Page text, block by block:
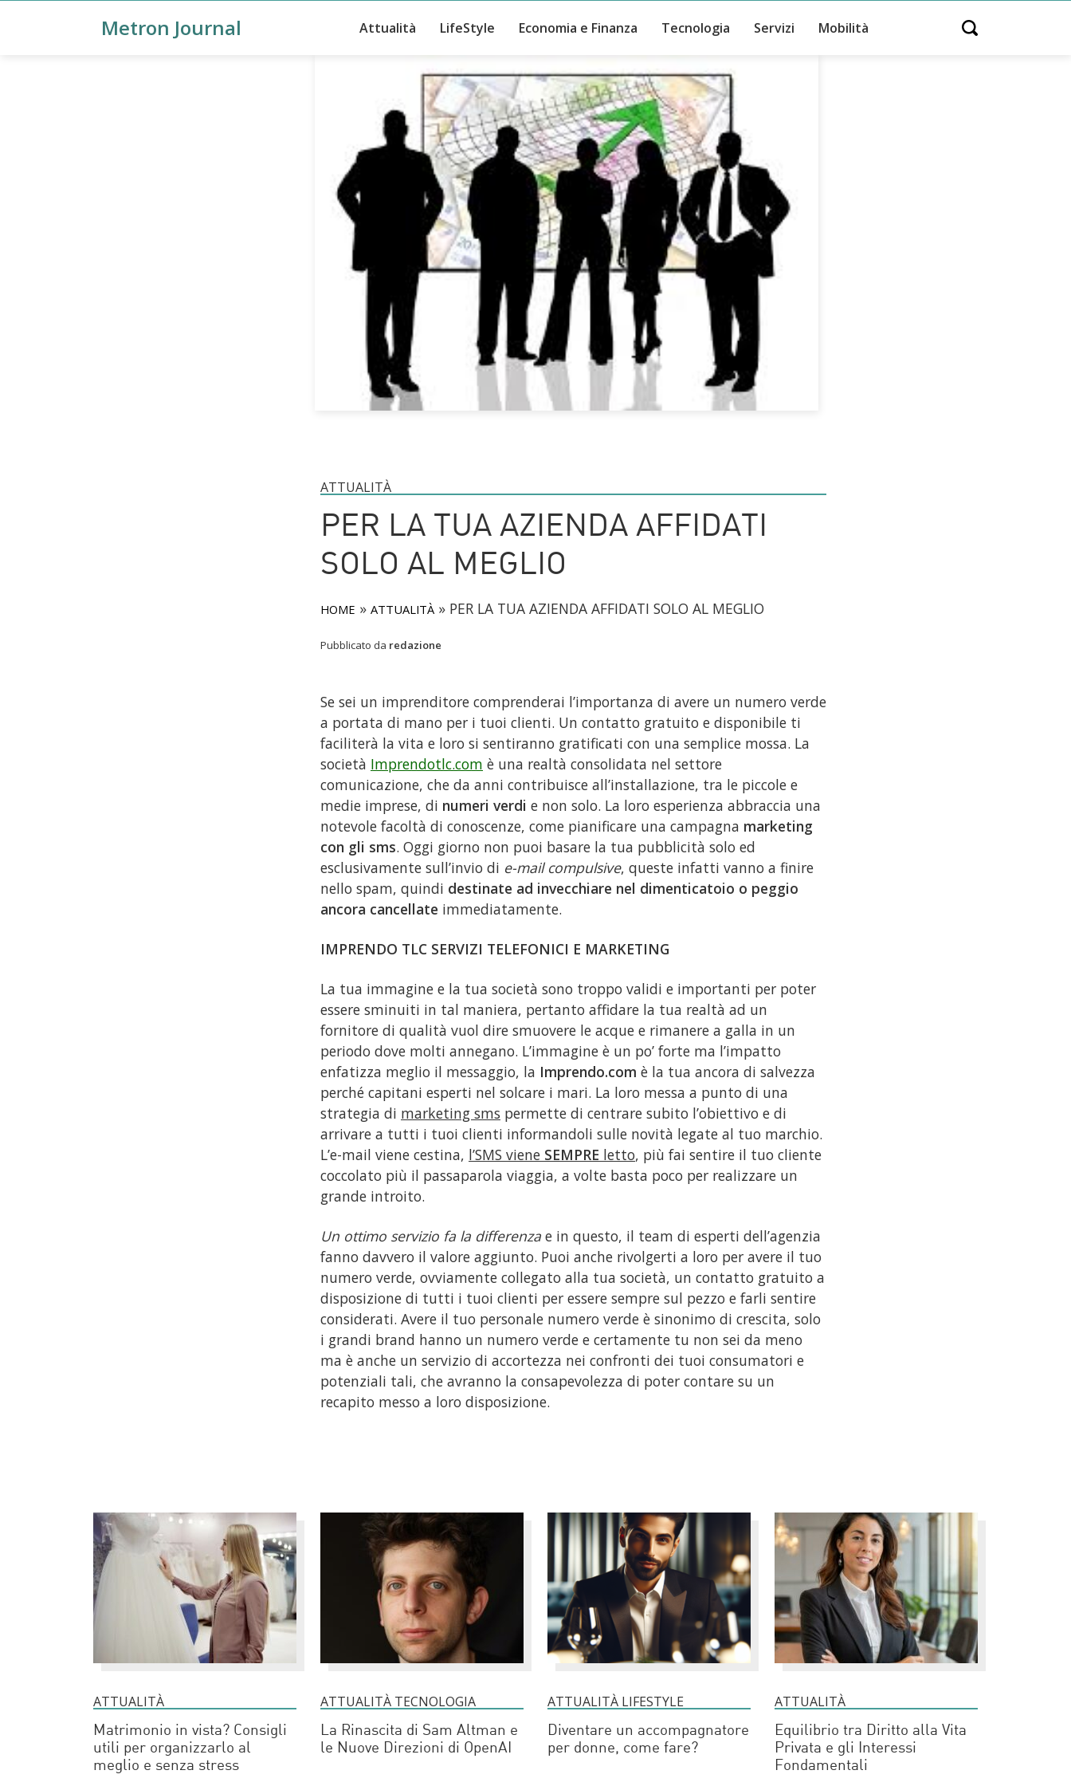
Metron Journal Attualità LifeStyle Economia e Finanza Tecnologia Servizi Mobilità Open search
ATTUALITÀ
PER LA TUA AZIENDA AFFIDATI
SOLO AL MEGLIO
HOME » ATTUALITÀ » PER LA TUA AZIENDA AFFIDATI SOLO AL MEGLIO
Pubblicato da redazione
Se sei un imprenditore comprenderai l’importanza di avere un numero verde
a portata di mano per i tuoi clienti. Un contatto gratuito e disponibile ti
faciliterà la vita e loro si sentiranno gratificati con una semplice mossa. La
società Imprendotlc.com è una realtà consolidata nel settore
comunicazione, che da anni contribuisce all’installazione, tra le piccole e
medie imprese, di numeri verdi e non solo. La loro esperienza abbraccia una
notevole facoltà di conoscenze, come pianificare una campagna marketing
con gli sms. Oggi giorno non puoi basare la tua pubblicità solo ed
esclusivamente sull’invio di e-mail compulsive, queste infatti vanno a finire
nello spam, quindi destinate ad invecchiare nel dimenticatoio o peggio
ancora cancellate immediatamente.
IMPRENDO TLC SERVIZI TELEFONICI E MARKETING
La tua immagine e la tua società sono troppo validi e importanti per poter
essere sminuiti in tal maniera, pertanto affidare la tua realtà ad un
fornitore di qualità vuol dire smuovere le acque e rimanere a galla in un
periodo dove molti annegano. L’immagine è un po’ forte ma l’impatto
enfatizza meglio il messaggio, la Imprendo.com è la tua ancora di salvezza
perché capitani esperti nel solcare i mari. La loro messa a punto di una
strategia di marketing sms permette di centrare subito l’obiettivo e di
arrivare a tutti i tuoi clienti informandoli sulle novità legate al tuo marchio.
L’e-mail viene cestina, l’SMS viene SEMPRE letto, più fai sentire il tuo cliente
coccolato più il passaparola viaggia, a volte basta poco per realizzare un
grande introito.
Un ottimo servizio fa la differenza e in questo, il team di esperti dell’agenzia
fanno davvero il valore aggiunto. Puoi anche rivolgerti a loro per avere il tuo
numero verde, ovviamente collegato alla tua società, un contatto gratuito a
disposizione di tutti i tuoi clienti per essere sempre sul pezzo e farli sentire
considerati. Avere il tuo personale numero verde è sinonimo di crescita, solo
i grandi brand hanno un numero verde e certamente tu non sei da meno
ma è anche un servizio di accortezza nei confronti dei tuoi consumatori e
potenziali tali, che avranno la consapevolezza di poter contare su un
recapito messo a loro disposizione.
ATTUALITÀ
Matrimonio in vista? Consigli
utili per organizzarlo al
meglio e senza stress
ATTUALITÀ TECNOLOGIA
La Rinascita di Sam Altman e
le Nuove Direzioni di OpenAI
ATTUALITÀ LIFESTYLE
Diventare un accompagnatore
per donne, come fare?
ATTUALITÀ
Equilibrio tra Diritto alla Vita
Privata e gli Interessi
Fondamentali